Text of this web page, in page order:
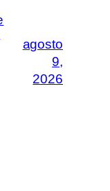
agosto
9,
2026